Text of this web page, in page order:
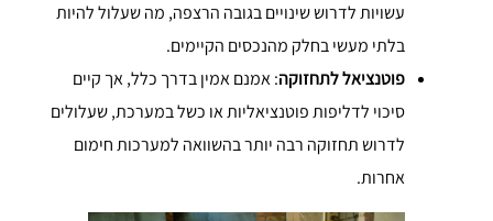
עשויות לדרוש שינויים בגובה הרצפה, מה שעלול להיות
בלתי מעשי בחלק מהנכסים הקיימים.
פוטנציאל לתחזוקה: אמנם אמין בדרך כלל, אך קיים
סיכוי לדליפות פוטנציאליות או כשל במערכת, שעלולים
לדרוש תחזוקה רבה יותר בהשוואה למערכות חימום
אחרות.